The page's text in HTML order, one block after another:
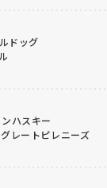
ドッグ
ハスキー
グレートピレニーズ